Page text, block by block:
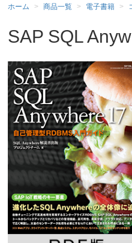
ホーム 商品一覧 電子書籍
SAP SQL